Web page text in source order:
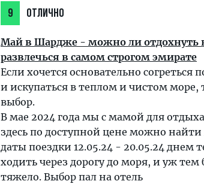
9 ОТЛИЧНО
Май в Шардже - можно ли отдохнуть
развлечься в самом строгом эмирате
Если хочется основательно
и искупаться в теплом и чистом
выбор.
В мае 2024 года мы с мамой для
здесь по доступной цене можно
даты поездки 12.05.24 - 20.05.24 днем
ходить через дорогу до моря, и уж
тяжело. Выбор пал на отель